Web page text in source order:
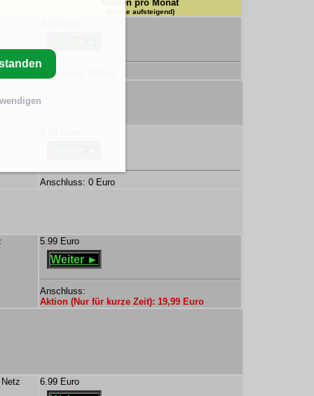
Kosten pro Monat
(Preise aufsteigend)
Anschluss: 0 Euro
Anschluss: 0 Euro
5.99 Euro
Weiter ►
Anschluss:
Aktion (Nur für kurze Zeit): 19,99 Euro
6.99 Euro